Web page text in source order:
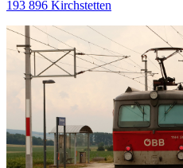
193 896 Kirchstetten